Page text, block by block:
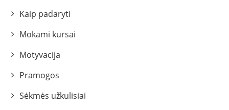
Kaip padaryti
Mokami kursai
Motyvacija
Pramogos
Sėkmės užkulisiai